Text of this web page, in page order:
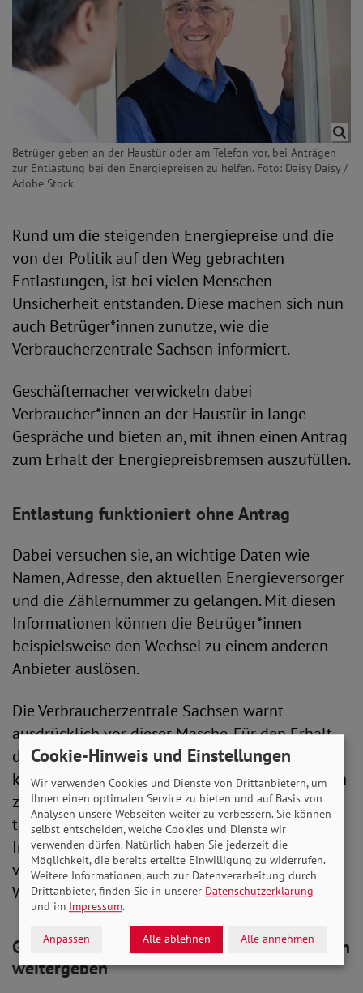
Betrüger geben an der Haustür oder am Telefon vor, bei Anträgen
zur Entlastung bei den Energiepreisen zu helfen. Foto: Daisy Daisy /
Adobe Stock
Rund um die steigenden Energiepreise und die
von der Politik auf den Weg gebrachten
Entlastungen, ist bei vielen Menschen
Unsicherheit entstanden. Diese machen sich nun
auch Betrüger*innen zunutze, wie die
Verbraucherzentrale Sachsen informiert.
Geschäftemacher verwickeln dabei
Verbraucher*innen an der Haustür in lange
Gespräche und bieten an, mit ihnen einen Antrag
zum Erhalt der Energiepreisbremsen auszufüllen.
Entlastung funktioniert ohne Antrag
Dabei versuchen sie, an wichtige Daten wie
Namen, Adresse, den aktuellen Energieversorger
und die Zählernummer zu gelangen. Mit diesen
Informationen können die Betrüger*innen
beispielsweise den Wechsel zu einem anderen
Anbieter auslösen.
Die Verbraucherzentrale Sachsen warnt
ausdrücklich vor dieser Masche. Für den Erhalt
der Energiepreisbremsen bei Strom und Gas ist
kein Antrag zu stellen. Um von den Preisbremsen
zu profitieren, müssen Verbraucher*innen nichts
tun, da sie automatisch entlastet werden. Eine
Information über die genaue Entlastung
versenden die Energieversorger seit einigen
Wochen an Ihre Kund*innen.
Gespräche schnell beenden und keine Daten
weitergeben
Cookie-Hinweis und Einstellungen
Wir verwenden Cookies und Dienste von Drittanbietern, um
Ihnen einen optimalen Service zu bieten und auf Basis von
Analysen unsere Webseiten weiter zu verbessern. Sie können
selbst entscheiden, welche Cookies und Dienste wir
verwenden dürfen. Natürlich haben Sie jederzeit die
Möglichkeit, die bereits erteilte Einwilligung zu widerrufen.
Weitere Informationen, auch zur Datenverarbeitung durch
Drittanbieter, finden Sie in unserer Datenschutzerklärung
und im Impressum.
Anpassen Alle ablehnen Alle annehmen